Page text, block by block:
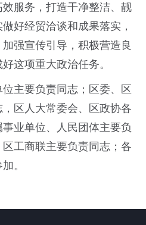
服务，打造干净整洁、靓
好经贸洽谈和成果落实，
强宣传引导，积极营造良
这项重大政治任务。
主要负责同志；区委、区
区人大常委会、区政协各
业单位、人民团体主要负
工商联主要负责同志；各
。